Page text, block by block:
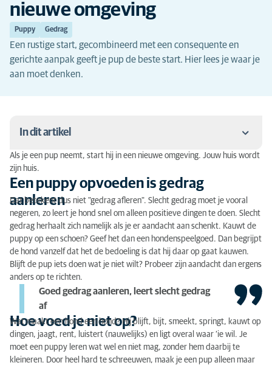
nieuwe omgeving
Puppy Gedrag
Een rustige start, gecombineerd met een consequente en
gerichte aanpak geeft je pup de beste start. Hier lees je waar je
aan moet denken.
In dit artikel
Een puppy opvoeden is gedrag aanleren
Hoe voed je niet op?
Consequent zijn
Een rustige start in een nieuwe omgeving
Meer artikelen over trainen
Als je een pup neemt, start hij in een nieuwe omgeving. Jouw huis wordt
zijn huis.
Een puppy opvoeden is gedrag
aanleren
Dat betekent dus niet "gedrag afleren". Slecht gedrag moet je vooral
negeren, zo leert je hond snel om alleen positieve dingen te doen. Slecht
gedrag herhaalt zich namelijk als je er aandacht aan schenkt. Kauwt de
puppy op een schoen? Geef het dan een hondenspeelgoed. Dan begrijpt
de hond vanzelf dat het de bedoeling is dat hij daar op gaat kauwen.
Blijft de pup iets doen wat je niet wilt? Probeer zijn aandacht dan ergens
anders op te richten.
Goed gedrag aanleren, leert slecht gedrag
af
Hoe voed je niet op?
Wat maakt een hond een hond? Hij blijft, bijt, smeekt, springt, kauwt op
dingen, jaagt, rent, luistert (nauwelijks) en ligt overal waar ‘ie wil. Je
moet een puppy leren wat wel en niet mag, zonder hem daarbij te
kleineren. Door heel hard te schreeuwen, maak je een pup alleen maar